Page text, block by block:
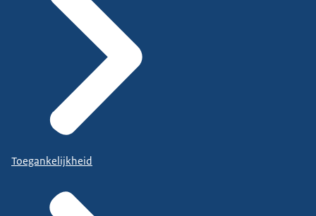
Toegankelijkheid